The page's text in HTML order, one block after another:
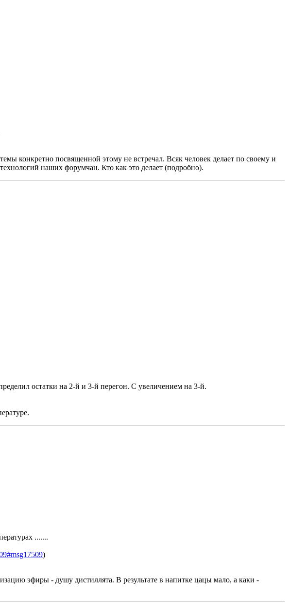
конкретно посвященной этому не встречал. Всяк человек делает по своему и
наших форумчан. Кто как это делает (подробно).
остатки на 2-й и 3-й перегон. С увеличением на 3-й.
.......
)
эфиры - душу дистиллята. В результате в напитке цацы мало, а каки -